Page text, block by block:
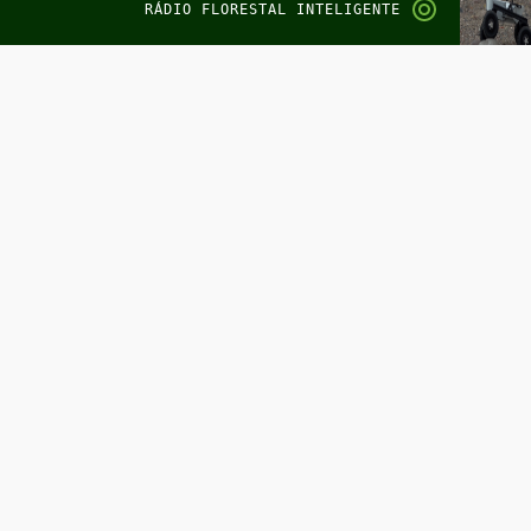
RÁDIO FLORESTAL INTELIGENTE